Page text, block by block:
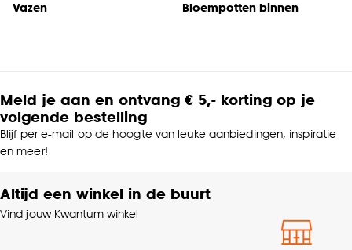
Vazen Bloempotten binnen
Meld je aan en ontvang € 5,- korting op je
volgende bestelling
Blijf per e-mail op de hoogte van leuke aanbiedingen, inspiratie
en meer!
Altijd een winkel in de buurt
Vind jouw Kwantum winkel